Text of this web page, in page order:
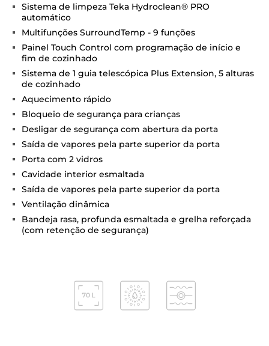
Sistema de limpeza Teka Hydroclean® PRO
automático
Multifunções SurroundTemp - 9 funções
Painel Touch Control com programação de início e
fim de cozinhado
Sistema de 1 guia telescópica Plus Extension, 5 alturas
de cozinhado
Aquecimento rápido
Bloqueio de segurança para crianças
Desligar de segurança com abertura da porta
Saída de vapores pela parte superior da porta
Porta com 2 vidros
Cavidade interior esmaltada
Saída de vapores pela parte superior da porta
Ventilação dinâmica
Bandeja rasa, profunda esmaltada e grelha reforçada
(com retenção de segurança)